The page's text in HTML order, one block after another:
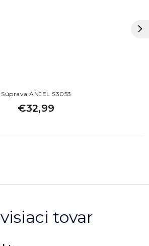
tovar
Súprava ANJEL S3053
€32,99